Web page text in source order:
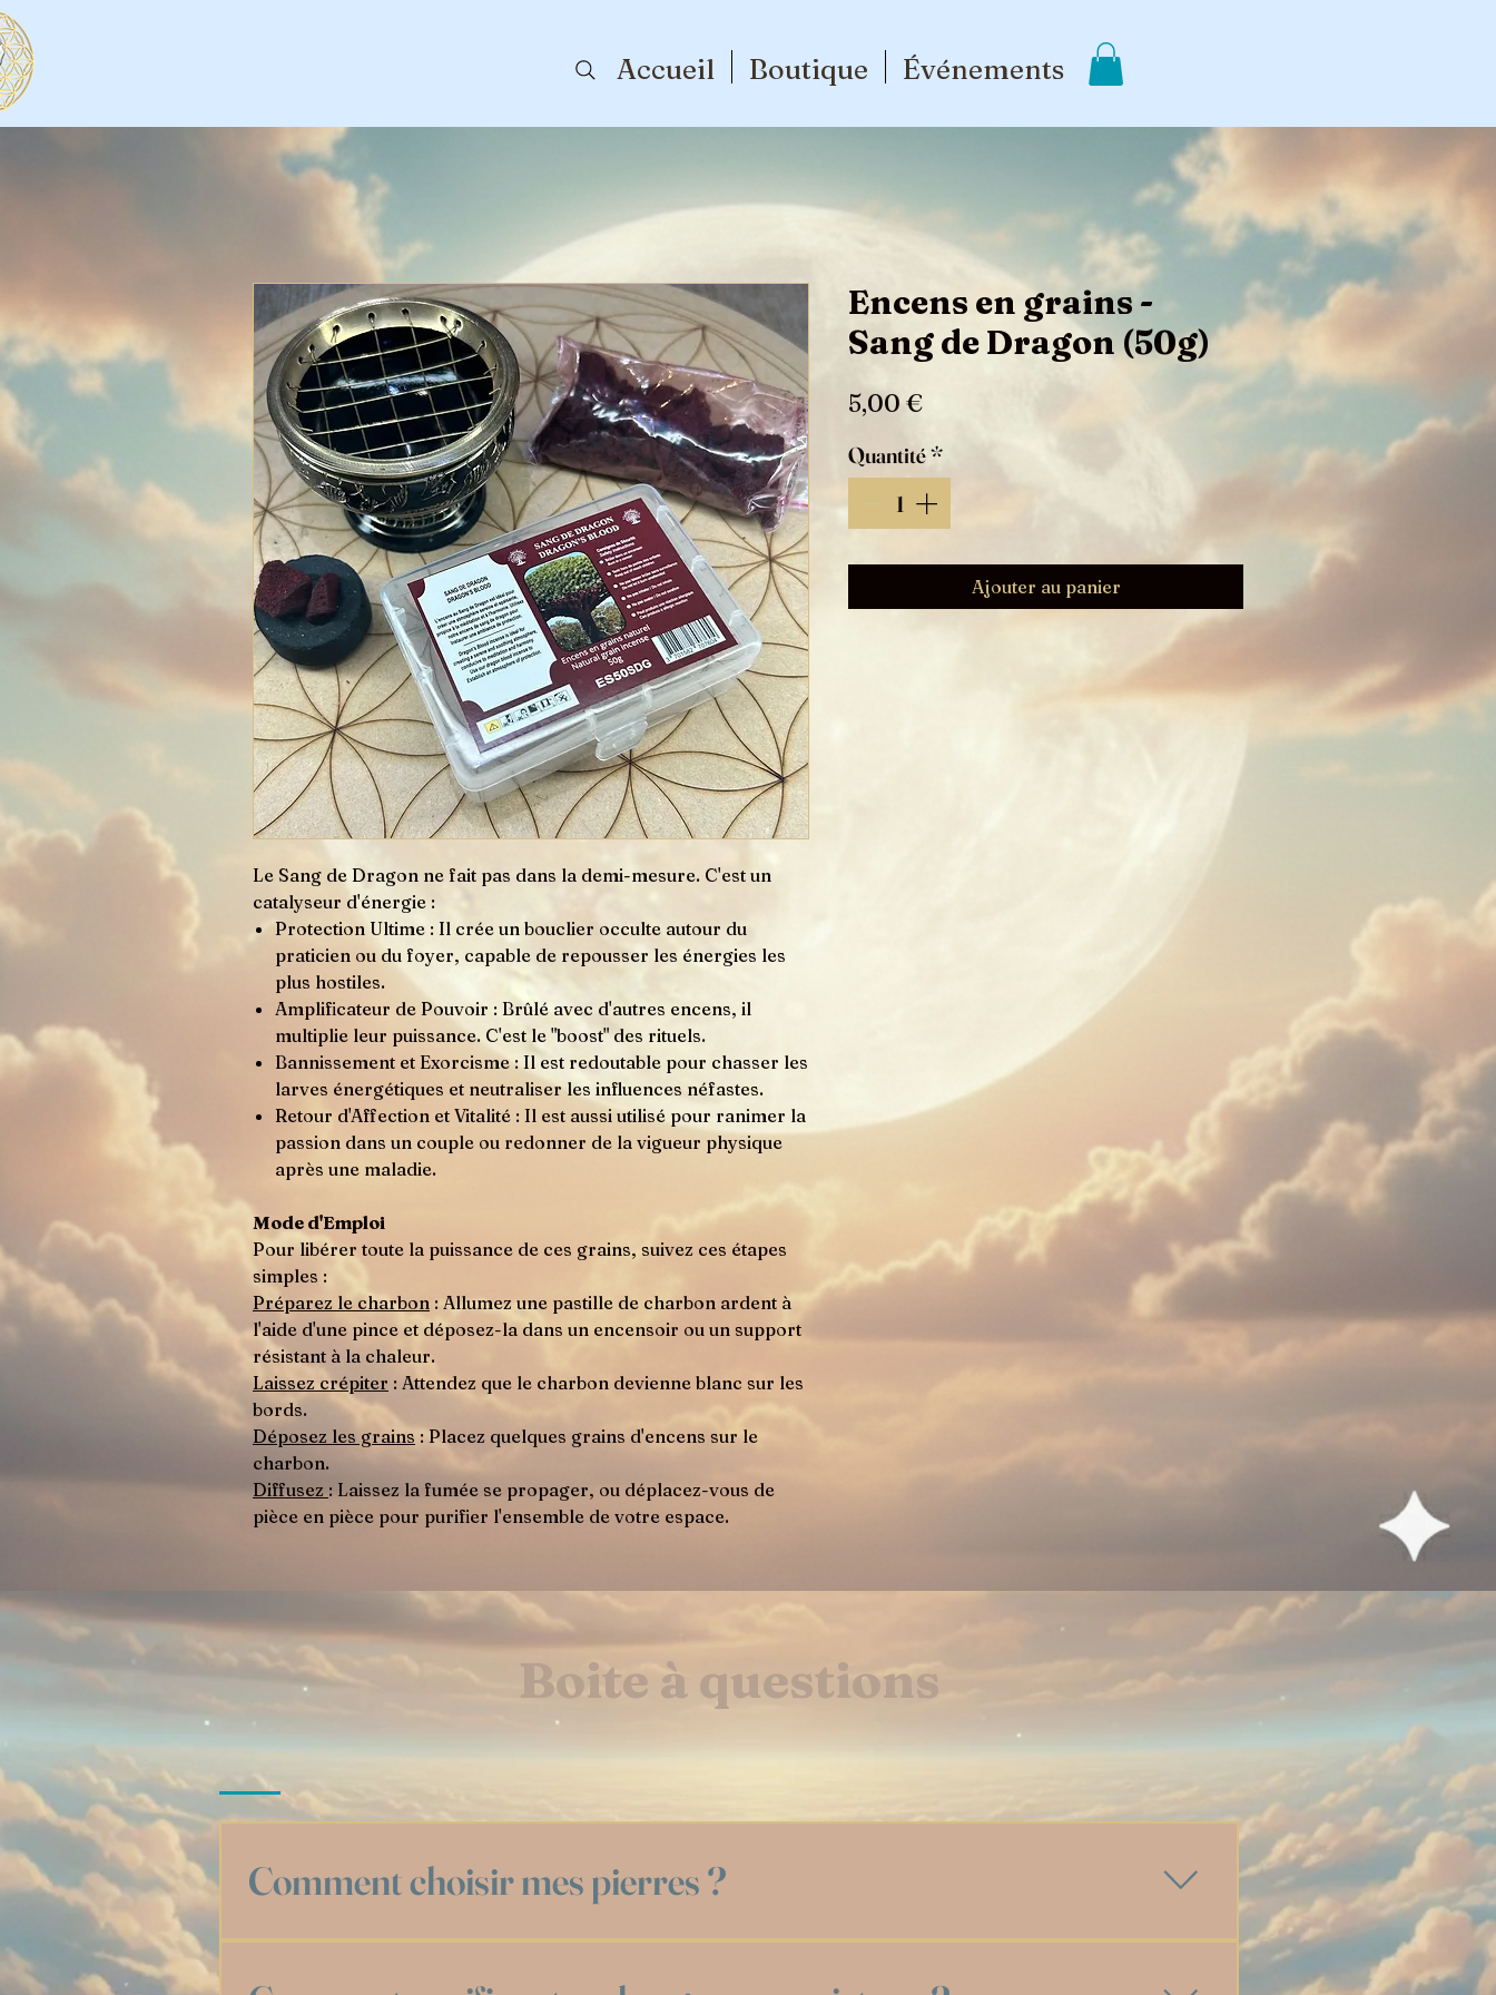
Accueil Boutique Événements
Le Sang de Dragon ne fait pas dans la demi-mesure. C'est un
catalyseur d'énergie :
Protection Ultime : Il crée un bouclier occulte autour du
praticien ou du foyer, capable de repousser les énergies les
plus hostiles.
Amplificateur de Pouvoir : Brûlé avec d'autres encens, il
multiplie leur puissance. C'est le "boost" des rituels.
Bannissement et Exorcisme : Il est redoutable pour chasser les
larves énergétiques et neutraliser les influences néfastes.
Retour d'Affection et Vitalité : Il est aussi utilisé pour ranimer la
passion dans un couple ou redonner de la vigueur physique
après une maladie.
Mode d'Emploi
Pour libérer toute la puissance de ces grains, suivez ces étapes
simples :
Préparez le charbon : Allumez une pastille de charbon ardent à
l'aide d'une pince et déposez-la dans un encensoir ou un support
résistant à la chaleur.
Laissez crépiter : Attendez que le charbon devienne blanc sur les
bords.
Déposez les grains : Placez quelques grains d'encens sur le
charbon.
Diffusez : Laissez la fumée se propager, ou déplacez-vous de
pièce en pièce pour purifier l'ensemble de votre espace.
Encens en grains -
Sang de Dragon (50g)
5,00 €Prix
Quantité*
Ajouter au panier
Boite à questions
Comment choisir mes pierres ?